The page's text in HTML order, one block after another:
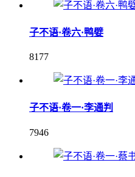
子不语·卷六·鸭嬖
8177
子不语·卷一·李通判
7946